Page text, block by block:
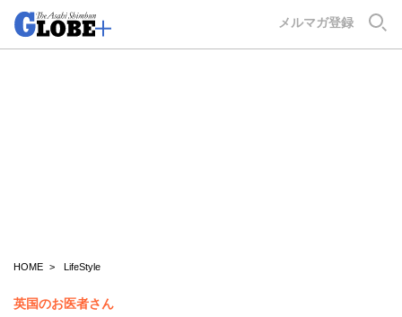
メルマガ登録
HOME LifeStyle
英国のお医者さん